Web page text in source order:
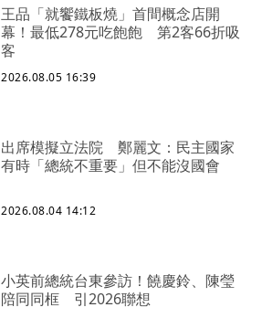
王品「就饗鐵板燒」首間概念店開
幕！最低278元吃飽飽 第2客66折吸
客
2026.08.05 16:39
出席模擬立法院 鄭麗文：民主國家
有時「總統不重要」但不能沒國會
2026.08.04 14:12
小英前總統台東參訪！饒慶鈴、陳瑩
陪同同框 引2026聯想